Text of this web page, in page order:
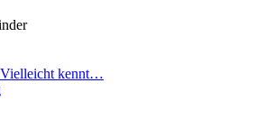
Vielleicht kennt…